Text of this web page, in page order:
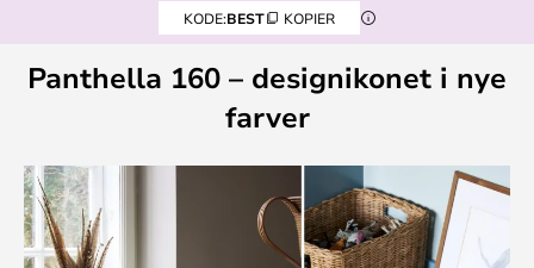
KODE:BEST KOPIER
Panthella 160 – designikonet i nye
farver